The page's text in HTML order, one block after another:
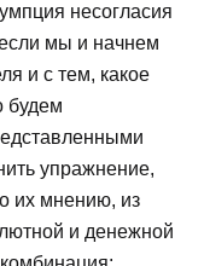
несогласия
мы и начнем
и с тем, какое
будем
упражнение,
их мнению, из
и денежной